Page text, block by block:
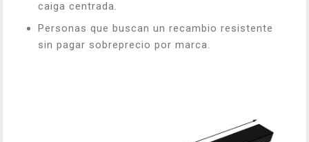
caiga centrada.
Personas que buscan un recambio resistente
sin pagar sobreprecio por marca.